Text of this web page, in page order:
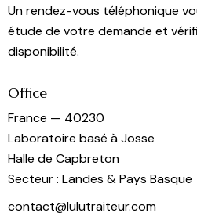
Un rendez-vous téléphonique
étude de votre demande et
disponibilité.
Office
France — 40230
Laboratoire basé à Josse
Halle de Capbreton
Secteur : Landes & Pays Basque
contact@lulutraiteur.com